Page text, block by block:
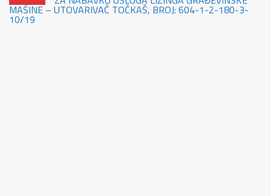
MAŠINE – UTOVARIVAČ TOČKAŠ, BROJ: 604-1-2-180-3-
10/19